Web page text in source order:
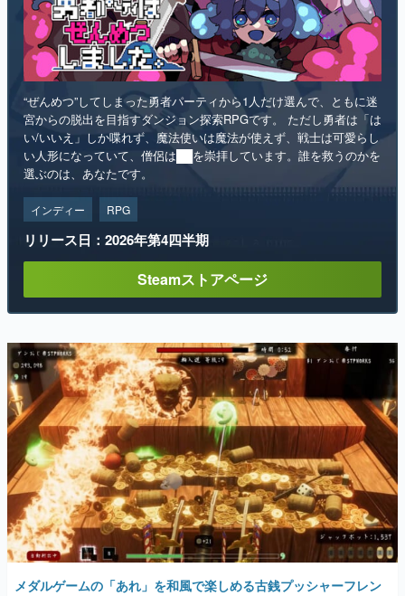
“ぜんめつ”してしまった勇者パーティから1人だけ選んで、ともに迷
宮からの脱出を目指すダンジョン探索RPGです。 ただし勇者は「は
い/いいえ」しか喋れず、魔法使いは魔法が使えず、戦士は可愛らし
い人形になっていて、僧侶は██を崇拝しています。誰を救うのかを
選ぶのは、あなたです。
インディー RPG
リリース日：2026年第4四半期
Steamストアページ
メダルゲームの「あれ」を和風で楽しめる古銭プッシャーフレン